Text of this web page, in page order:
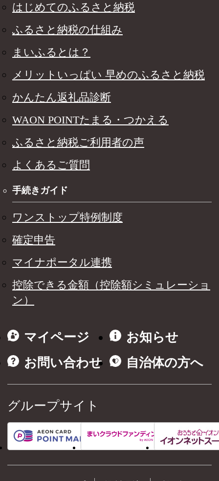
はじめてのふるさと納税
ふるさと納税の仕組み
まいふるとは？
メリットいっぱい 早めのふるさと納税
かんたん返礼品診断
WAON POINTたまる・つかえる
ふるさと納税ご利用者の声
よくあるご質問
手続きガイド
ワンストップ特例制度
確定申告
マイナポータル連携
控除できる金額（控除額シミュレーショ
ン）
マイページ
お知らせ
お問い合わせ
自治体の方へ
グループサイト